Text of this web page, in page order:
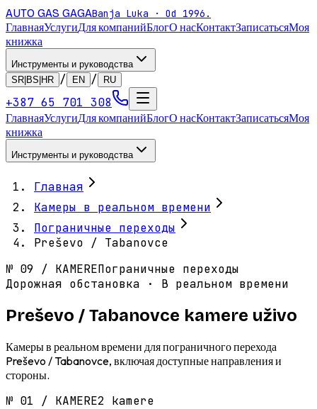
AUTO GAS GAGABanja Luka · Od 1996.
ГлавнаяУслугиДля компанийБлогО насКонтактЗаписатьсяМоя
книжка
Инструменты и руководства
SR|BS|HR
/ EN / RU
+387 65 701 308
ГлавнаяУслугиДля компанийБлогО насКонтактЗаписатьсяМоя
книжка
Инструменты и руководства
Главная
Камеры в реальном времени
Пограничные переходы
Preševo / Tabanovce
№ 09 / KAMEREПограничные переходы
Дорожная обстановка · В реальном времени
Preševo / Tabanovce kamere uživo
Камеры в реальном времени для пограничного перехода
Preševo / Tabanovce, включая доступные направления и
стороны.
№ 01 / KAMERE2 kamere